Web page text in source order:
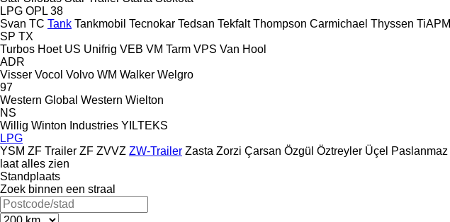
LPG OPL 38
Svan TC Tank Tankmobil Tecnokar Tedsan Tekfalt Thompson Carmichael Thyssen TiAPM
SP TX
Turbos Hoet US Unifrig VEB VM Tarm VPS Van Hool
ADR
Visser Vocol Volvo WM Walker Welgro
97
Western Global Western Wielton
NS
Willig Winton Industries YILTEKS
LPG
YSM ZF Trailer ZF ZVVZ ZW-Trailer Zasta Zorzi Çarsan Özgül Öztreyler Üçel Paslanmaz
laat alles zien
Standplaats
Zoek binnen een straal